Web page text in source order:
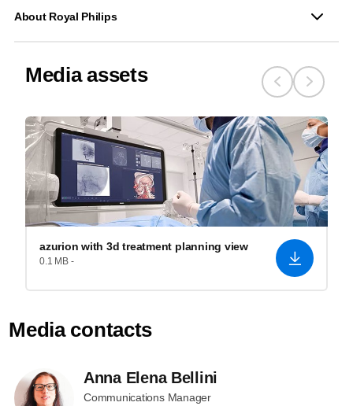
About Royal Philips
Media assets
azurion with 3d treatment planning view
0.1 MB -
Media contacts
Anna Elena Bellini
Communications Manager